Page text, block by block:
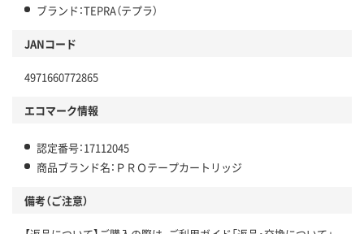
ブランド：TEPRA（テプラ）
JANコード
4971660772865
エコマーク情報
認定番号：17112045
商品ブランド名：ＰＲＯテープカートリッジ
備考（ご注意）